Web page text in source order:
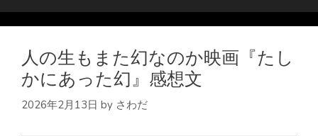
人の生もまた幻なのか映画『たし
かにあった幻』感想文
2026年2月13日 by さわだ